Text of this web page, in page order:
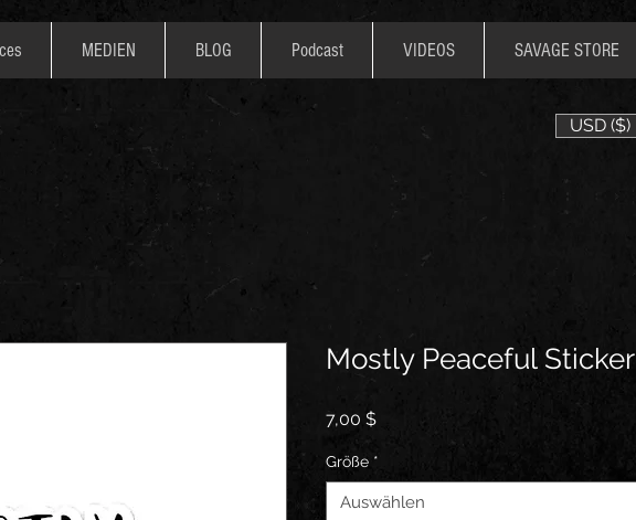
MEDIEN BLOG Podcast VIDEOS SAVAGE STORE
USD ($)
Mostly Peaceful Sticker
7,00 $Preis
Größe *
Auswählen